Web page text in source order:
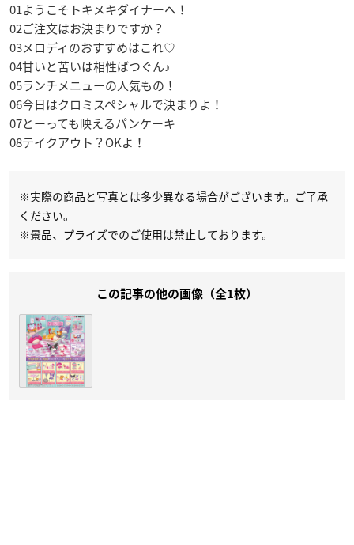
01ようこそトキメキダイナーへ！
02ご注文はお決まりですか？
03メロディのおすすめはこれ♡
04甘いと苦いは相性ばつぐん♪
05ランチメニューの人気もの！
06今日はクロミスペシャルで決まりよ！
07とーっても映えるパンケーキ
08テイクアウト？OKよ！
※実際の商品と写真とは多少異なる場合がございます。ご了承
ください。
※景品、プライズでのご使用は禁止しております。
この記事の他の画像（全1枚）